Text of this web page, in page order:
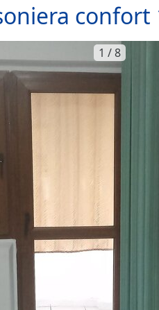
confort
1 / 8